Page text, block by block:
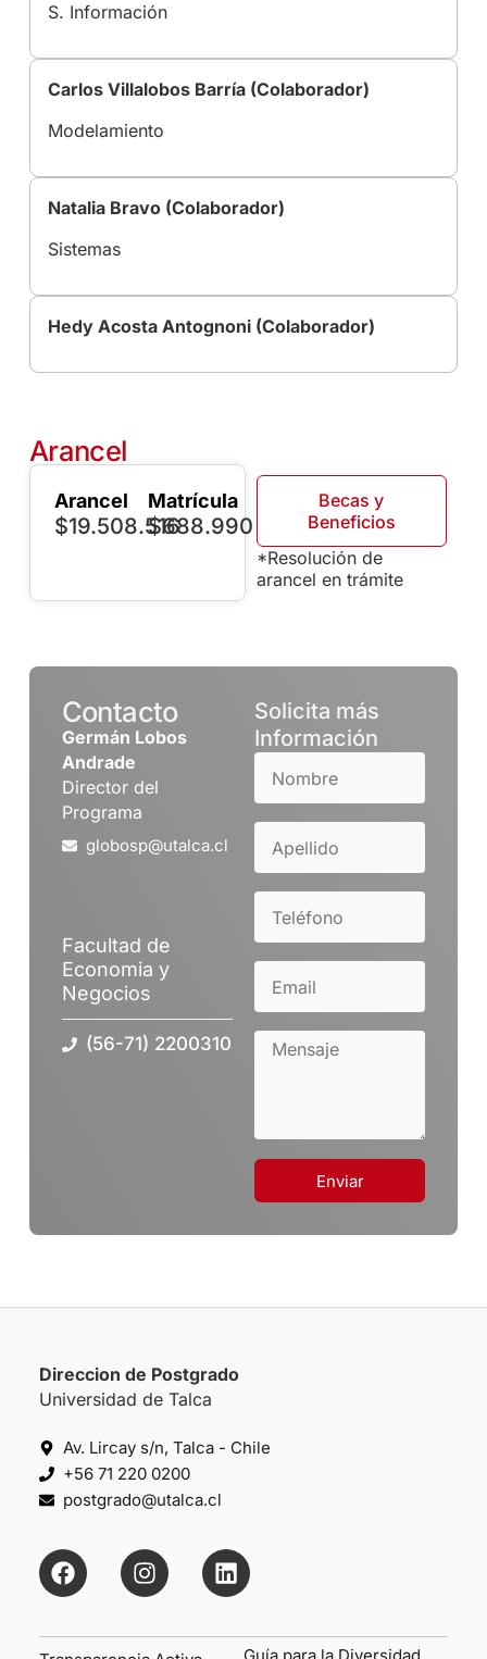
S. Información
Carlos Villalobos Barría (Colaborador)
Modelamiento
Natalia Bravo (Colaborador)
Sistemas
Hedy Acosta Antognoni (Colaborador)
Arancel
Arancel
$19.508.516
Matrícula
$688.990
Becas y
Beneficios
*Resolución de
arancel en trámite
Contacto
Germán Lobos
Andrade
Director del
Programa
globosp@utalca.cl
Facultad de
Economia y
Negocios
(56-71) 2200310
Solicita más
Información
Enviar
Direccion de Postgrado
Universidad de Talca
Av. Lircay s/n, Talca - Chile
+56 71 220 0200
postgrado@utalca.cl